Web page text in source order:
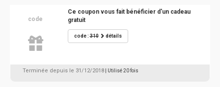
code
Ce coupon vous fait bénéficier d'un cadeau
gratuit
code :310 détails
Terminée depuis le 31/12/2018 | Utilisé 20 fois